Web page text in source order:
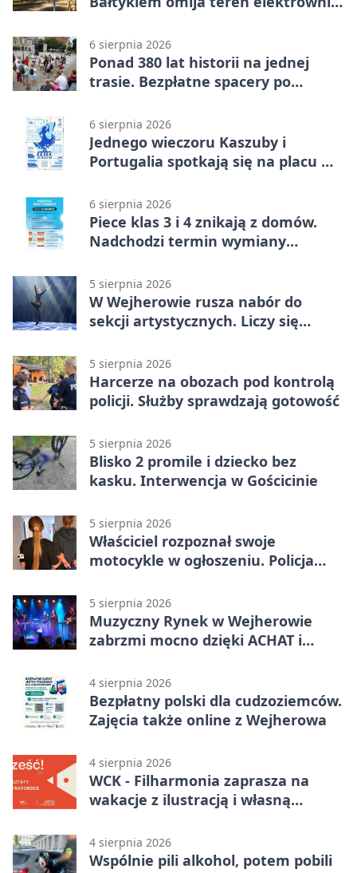
6 sierpnia 2026
Ponad 380 lat historii na jednej
trasie. Bezpłatne spacery po
6 sierpnia 2026
Jednego wieczoru Kaszuby i
Portugalia spotkają się na placu w
6 sierpnia 2026
Piece klas 3 i 4 znikają z domów.
Nadchodzi termin wymiany
5 sierpnia 2026
W Wejherowie rusza nabór do
sekcji artystycznych. Liczy się
5 sierpnia 2026
Harcerze na obozach pod kontrolą
policji. Służby sprawdzają gotowość
5 sierpnia 2026
Blisko 2 promile i dziecko bez
kasku. Interwencja w Gościcinie
5 sierpnia 2026
Właściciel rozpoznał swoje
motocykle w ogłoszeniu. Policja
5 sierpnia 2026
Muzyczny Rynek w Wejherowie
zabrzmi mocno dzięki ACHAT i
4 sierpnia 2026
Bezpłatny polski dla cudzoziemców.
Zajęcia także online z Wejherowa
4 sierpnia 2026
WCK - Filharmonia zaprasza na
wakacje z ilustracją i własną
4 sierpnia 2026
Wspólnie pili alkohol, potem pobili